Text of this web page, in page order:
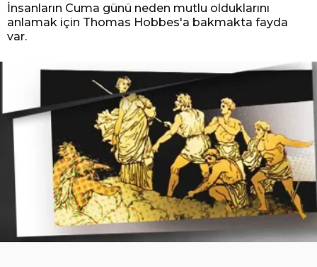
İnsanların Cuma günü neden mutlu olduklarını
anlamak için Thomas Hobbes'a bakmakta fayda
var.